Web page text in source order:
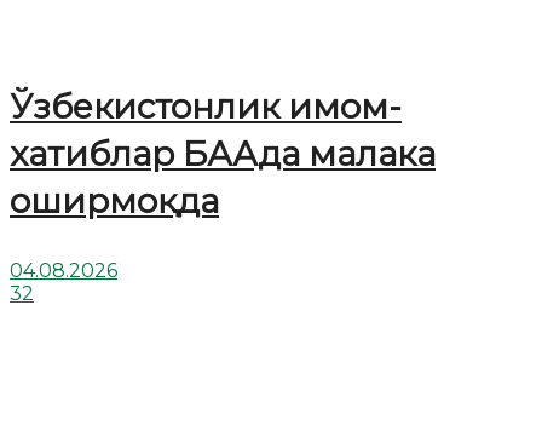
Ўзбекистонлик имом-
хатиблар БААда малака
оширмоқда
04.08.2026
32